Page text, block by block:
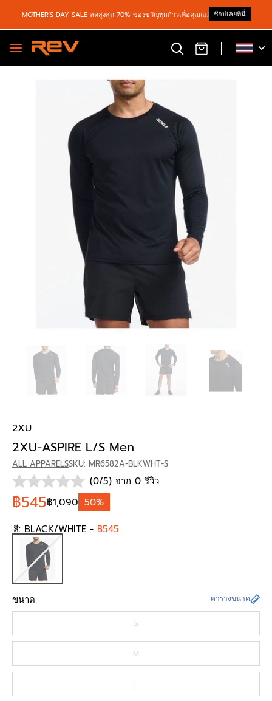
MOTHER'S DAY SALE ลดสูงสุด 70% ของขวัญทุกก้าวเพื่อคุณแม่ ช้อปเลยที่นี่
2XU
2XU-ASPIRE L/S Men
ALL APPARELSSKU: MR6582A-BLKWHT-S
(0/5) จาก 0 รีวิว
฿545฿1,090 50%
สี: BLACK/WHITE - ฿545
ขนาด ตารางขนาด
S
M
L